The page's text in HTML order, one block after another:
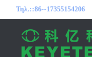
Τηλ.::86--17355154206